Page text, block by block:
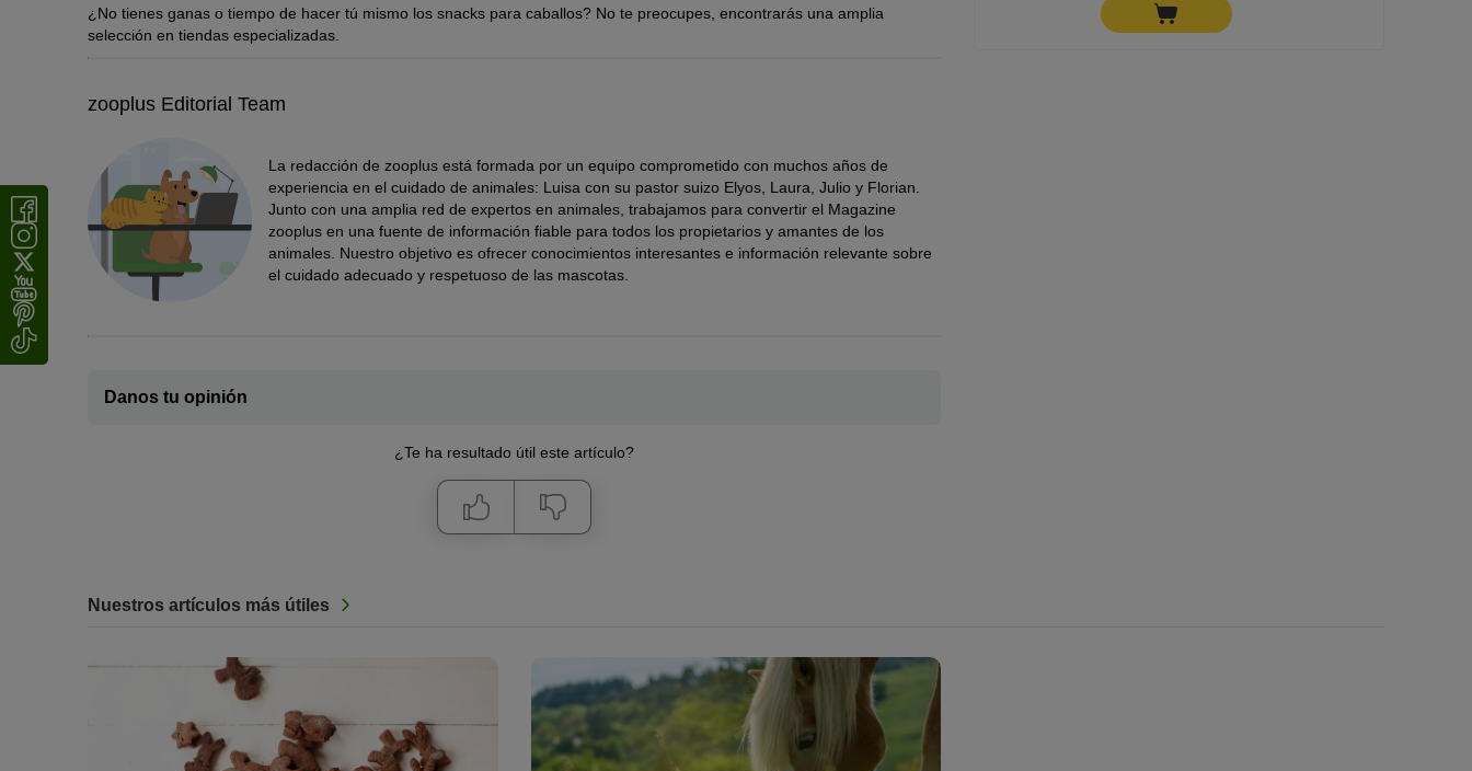
¿No tienes ganas o tiempo de hacer tú mismo los snacks para caballos? No te preocupes, encontrarás una amplia
selección en tiendas especializadas.
zooplus Editorial Team
La redacción de zooplus está formada por un equipo comprometido con muchos años de
experiencia en el cuidado de animales: Luisa con su pastor suizo Elyos, Laura, Julio y Florian.
Junto con una amplia red de expertos en animales, trabajamos para convertir el Magazine
zooplus en una fuente de información fiable para todos los propietarios y amantes de los
animales. Nuestro objetivo es ofrecer conocimientos interesantes e información relevante sobre
el cuidado adecuado y respetuoso de las mascotas.
Danos tu opinión
¿Te ha resultado útil este artículo?
Nuestros artículos más útiles